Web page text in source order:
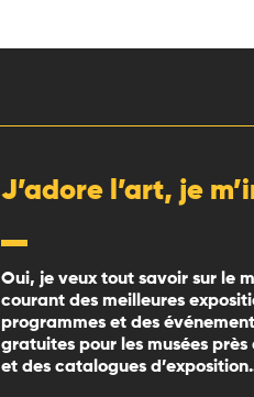
J’adore l’art, je
Oui, je veux tout savoir sur le
courant des meilleures
programmes et des
gratuites pour les musées
et des catalogues